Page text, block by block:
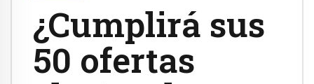
¿Cumplirá sus
50 ofertas